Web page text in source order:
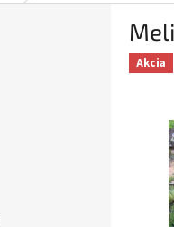
Akcia